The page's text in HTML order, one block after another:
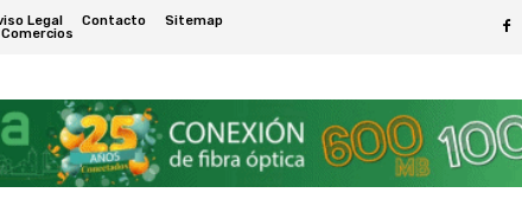
Legal Contacto
Sitemap